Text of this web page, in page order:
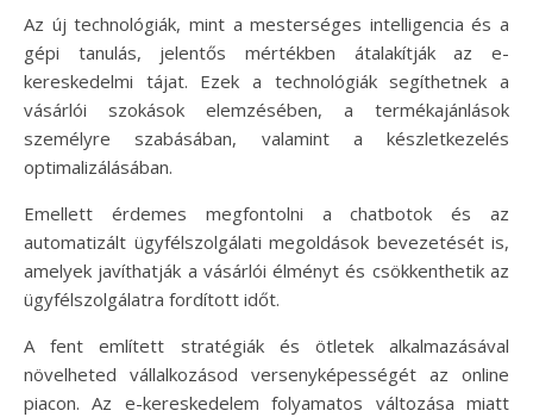
Az új technológiák, mint a mesterséges intelligencia és a
gépi tanulás, jelentős mértékben átalakítják az e-
kereskedelmi tájat. Ezek a technológiák segíthetnek a
vásárlói szokások elemzésében, a termékajánlások
személyre szabásában, valamint a készletkezelés
optimalizálásában.
Emellett érdemes megfontolni a chatbotok és az
automatizált ügyfélszolgálati megoldások bevezetését is,
amelyek javíthatják a vásárlói élményt és csökkenthetik az
ügyfélszolgálatra fordított időt.
A fent említett stratégiák és ötletek alkalmazásával
növelheted vállalkozásod versenyképességét az online
piacon. Az e-kereskedelem folyamatos változása miatt